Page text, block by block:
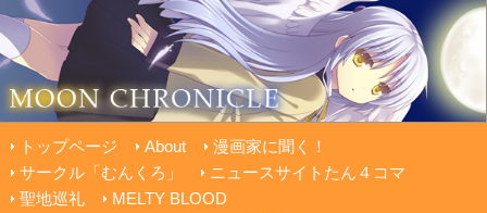
トップページ About
漫画家に聞く！
サークル「むんくろ」
ニュースサイトたん４コマ
聖地巡礼
MELTY BLOOD